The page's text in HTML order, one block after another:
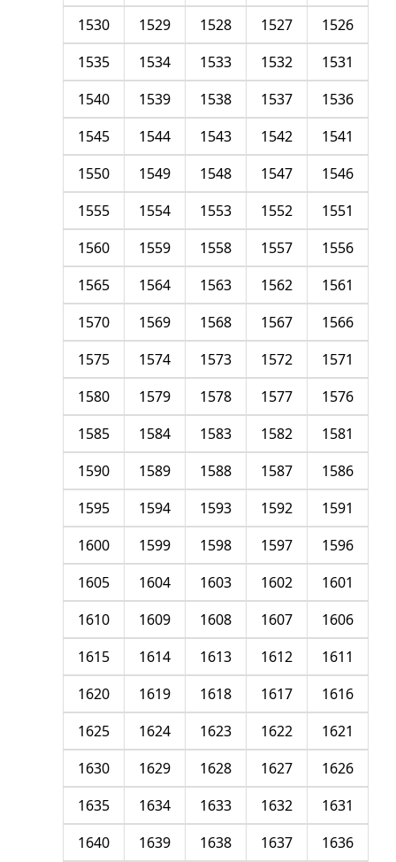
1526
1527
1528
1529
1530
1531
1532
1533
1534
1535
1536
1537
1538
1539
1540
1541
1542
1543
1544
1545
1546
1547
1548
1549
1550
1551
1552
1553
1554
1555
1556
1557
1558
1559
1560
1561
1562
1563
1564
1565
1566
1567
1568
1569
1570
1571
1572
1573
1574
1575
1576
1577
1578
1579
1580
1581
1582
1583
1584
1585
1586
1587
1588
1589
1590
1591
1592
1593
1594
1595
1596
1597
1598
1599
1600
1601
1602
1603
1604
1605
1606
1607
1608
1609
1610
1611
1612
1613
1614
1615
1616
1617
1618
1619
1620
1621
1622
1623
1624
1625
1626
1627
1628
1629
1630
1631
1632
1633
1634
1635
1636
1637
1638
1639
1640